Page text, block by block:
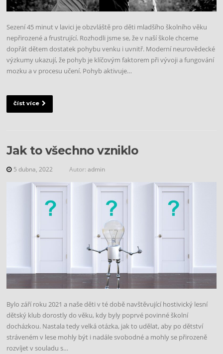
Sezení 45 minut v lavici je obzvláště pro děti mladšího školního věku
nepřirozené a frustrující. Rozhodli jsme se, že v naší škole chceme
dopřát dětem dostatek pohybu venku i uvnitř. Moderní neurovědecké
výzkumy ukazují, že pohyb je klíčovým faktorem při vývoji a fungování
mozku a v procesu učení. Pohyb aktivuje…
číst více
Jak to všechno vzniklo
5 dubna, 2022 Autor:admin
Bylo září roku 2021 a naše děti v té době navštěvující hostivický lesní
dětský klub dorostly do věku, kdy byly poprvé povinné školní
docházkou. Nastala tedy velká otázka, jak to udělat, aby po dětství
stráveném v lese mohly být i nadále svobodné a mohly se přirozeně
rozvíjet v souladu s…